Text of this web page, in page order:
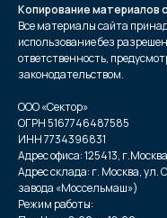
Копирование материалов
Все материалы сайта
использование без
ответственность,
законодательством.
ООО «Сектор»
ОГРН 5167746487585
ИНН 7734396831
Адрес офиса: 125413,
Адрес склада: г. Москва, ул.
завода «Моссельмаш»)
Режим работы: